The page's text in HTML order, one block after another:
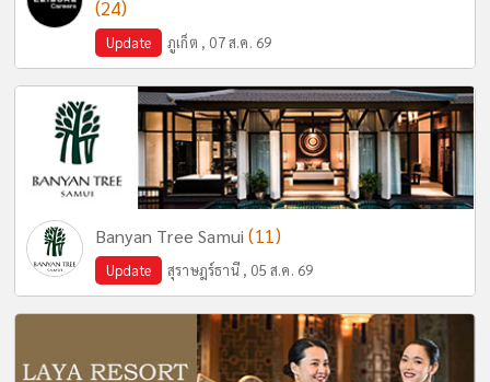
(24)
Update ภูเก็ต , 07 ส.ค. 69
Banyan Tree Samui(11)
Update สุราษฎร์ธานี , 05 ส.ค. 69